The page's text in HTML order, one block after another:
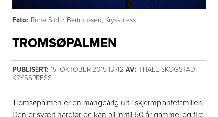
Foto: Rune Stoltz Bertinussen, Krysspress
TROMSØPALMEN
PUBLISERT: 15. OKTOBER 2015 13:42 AV: THALE SKOGSTAD,
KRYSSPRESS
Tromsøpalmen er en mangeårig urt i skjermplantefamilien.
Den er svært hardfør og kan bli inntil 50 år gammel og fire